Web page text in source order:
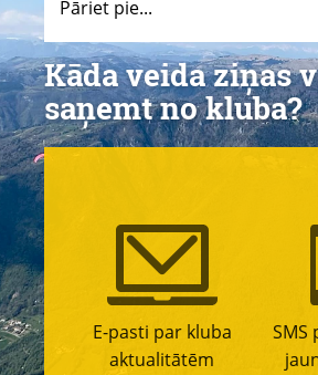
Kāda veida ziņas
saņemt no kluba?
E-pasti par kluba
aktualitātēm
SMS